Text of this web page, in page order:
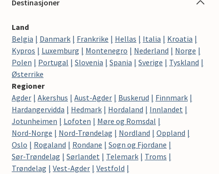
Destinasjoner
Land
Belgia
Danmark Frankrike Hellas Italia
Kroatia
Kypros
Luxemburg Montenegro Nederland
Norge
Polen
Portugal Slovenia Spania Sverige
Tyskland
Østerrike
Regioner
Agder
Akershus Aust-Agder Buskerud
Finnmark
Hardangervidda
Hedmark Hordaland
Innlandet
Jotunheimen
Lofoten
Møre og Romsdal
Nord-Norge
Nord-Trøndelag Nordland
Oppland
Oslo
Rogaland Rondane
Sogn og Fjordane
Sør-Trøndelag
Sørlandet Telemark
Troms
Trøndelag
Vest-Agder
Vestfold